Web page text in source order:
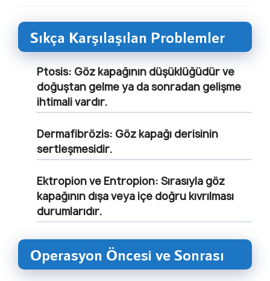
Sıkça Karşılaşılan Problemler
Ptosis: Göz kapağının düşüklüğüdür ve
doğuştan gelme ya da sonradan gelişme
ihtimali vardır.
Dermafibrözis: Göz kapağı derisinin
sertleşmesidir.
Ektropion ve Entropion: Sırasıyla göz
kapağının dışa veya içe doğru kıvrılması
durumlarıdır.
Operasyon Öncesi ve Sonrası